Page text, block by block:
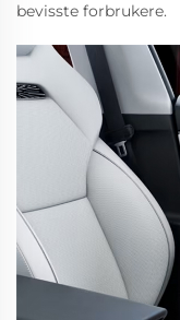
bevisste forbrukere.